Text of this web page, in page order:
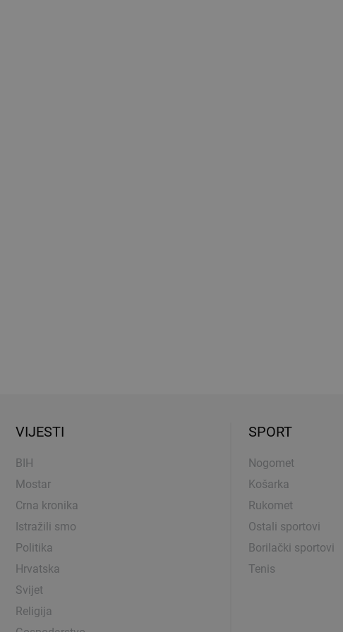
VIJESTI
BIH
Mostar
Crna kronika
Istražili smo
Politika
Hrvatska
Svijet
Religija
SPORT
Nogomet
Košarka
Rukomet
Ostali sportovi
Borilački sportovi
Tenis